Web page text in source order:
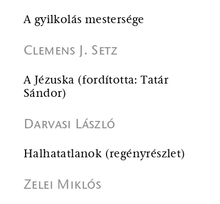
A gyilkolás mestersége
Clemens J. Setz
A Jézuska (fordította: Tatár
Sándor)
Darvasi László
Halhatatlanok (regényrészlet)
Zelei Miklós